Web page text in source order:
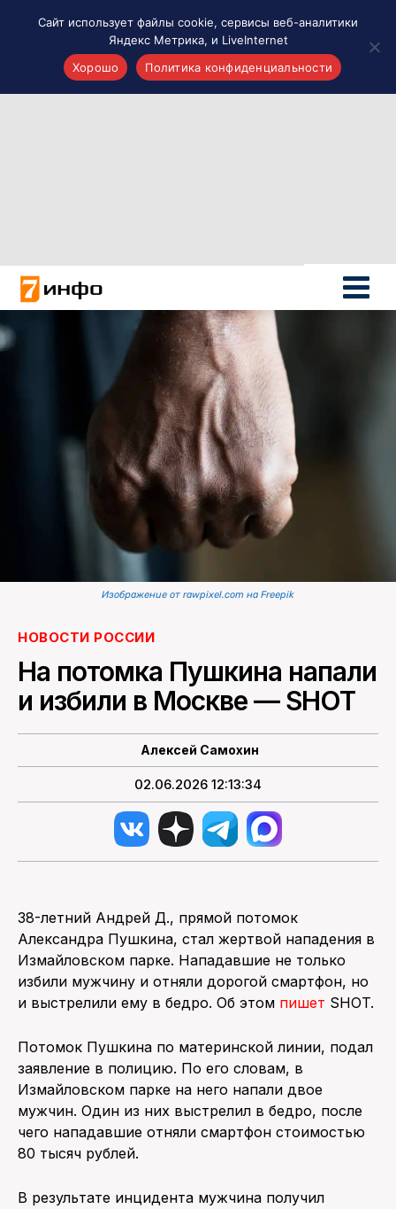
Новости России
Политика
Новости мира
Все материалы 7инфо
ПОИСК ПО САЙТУ
Изображение от rawpixel.com на Freepik
НОВОСТИ РОССИИ
На потомка Пушкина напали
и избили в Москве — SHOT
Алексей Самохин
02.06.2026 12:13:34
38-летний Андрей Д., прямой потомок
Александра Пушкина, стал жертвой нападения в
Измайловском парке. Нападавшие не только
избили мужчину и отняли дорогой смартфон, но
и выстрелили ему в бедро. Об этом пишет SHOT.
Потомок Пушкина по материнской линии, подал
заявление в полицию. По его словам, в
Измайловском парке на него напали двое
мужчин. Один из них выстрелил в бедро, после
чего нападавшие отняли смартфон стоимостью
80 тысяч рублей.
В результате инцидента мужчина получил
Сайт использует файлы cookie, сервисы веб-аналитики
Яндекс Метрика, и LiveInternet
Хорошо
Политика конфиденциальности